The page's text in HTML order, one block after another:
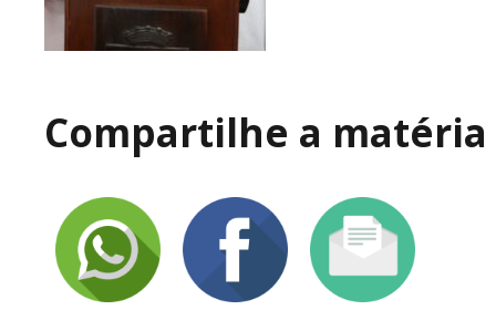
Compartilhe a